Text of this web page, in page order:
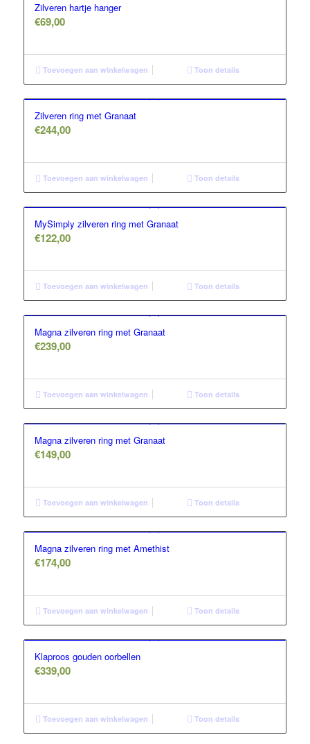
Zilveren hartje hanger
€69,00
Toevoegen aan winkelwagen Toon details
Zilveren ring met Granaat
€244,00
Toevoegen aan winkelwagen Toon details
MySimply zilveren ring met Granaat
€122,00
Toevoegen aan winkelwagen Toon details
Magna zilveren ring met Granaat
€239,00
Toevoegen aan winkelwagen Toon details
Magna zilveren ring met Granaat
€149,00
Toevoegen aan winkelwagen Toon details
Magna zilveren ring met Amethist
€174,00
Toevoegen aan winkelwagen Toon details
Klaproos gouden oorbellen
€339,00
Toevoegen aan winkelwagen Toon details